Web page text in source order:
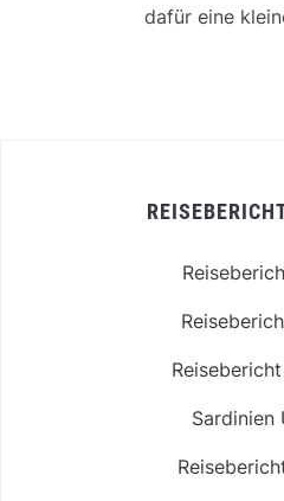
dafür eine
Sardinien